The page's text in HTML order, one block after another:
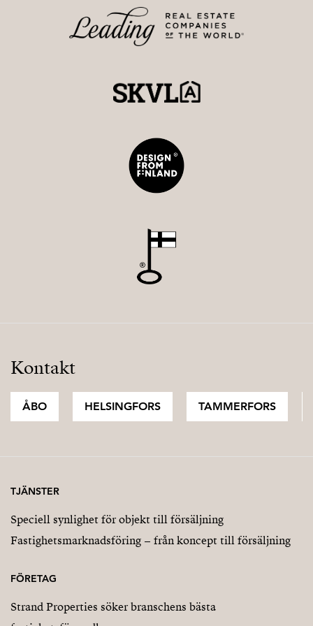
tilaisuuteen ja tee tästä talosta uusi kotisi, jossa voit
luoda unohtumattomia muistoja vuosiksi eteenpäin.
Ylempi Kiinteistönvälittäjä, YKV LKV
Strand Properties Brand Partner
Kontakt
ÅBO HELSINGFORS TAMMERFORS
TJÄNSTER
Speciell synlighet för objekt till försäljning
Fastighetsmarknadsföring – från koncept till försäljning
FÖRETAG
Strand Properties söker branschens bästa